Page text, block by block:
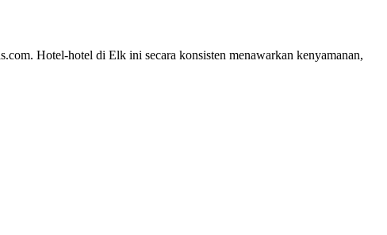
Hotel-hotel di Elk ini secara konsisten menawarkan kenyamanan,